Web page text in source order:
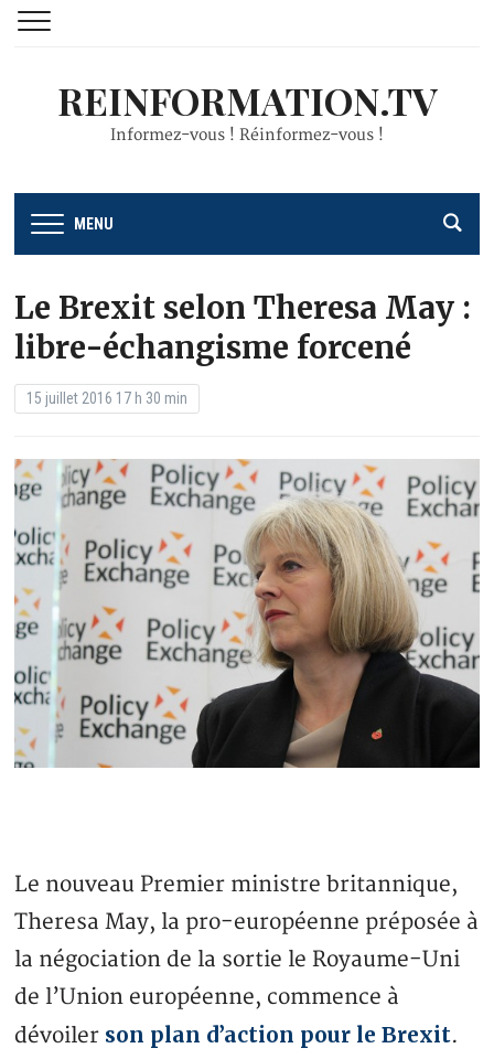
REINFORMATION.TV
Informez-vous ! Réinformez-vous !
MENU
Le Brexit selon Theresa May :
libre-échangisme forcené
15 juillet 2016 17 h 30 min
Le nouveau Premier ministre britannique,
Theresa May, la pro-européenne préposée à
la négociation de la sortie le Royaume-Uni
de l’Union européenne, commence à
dévoiler son plan d’action pour le Brexit.